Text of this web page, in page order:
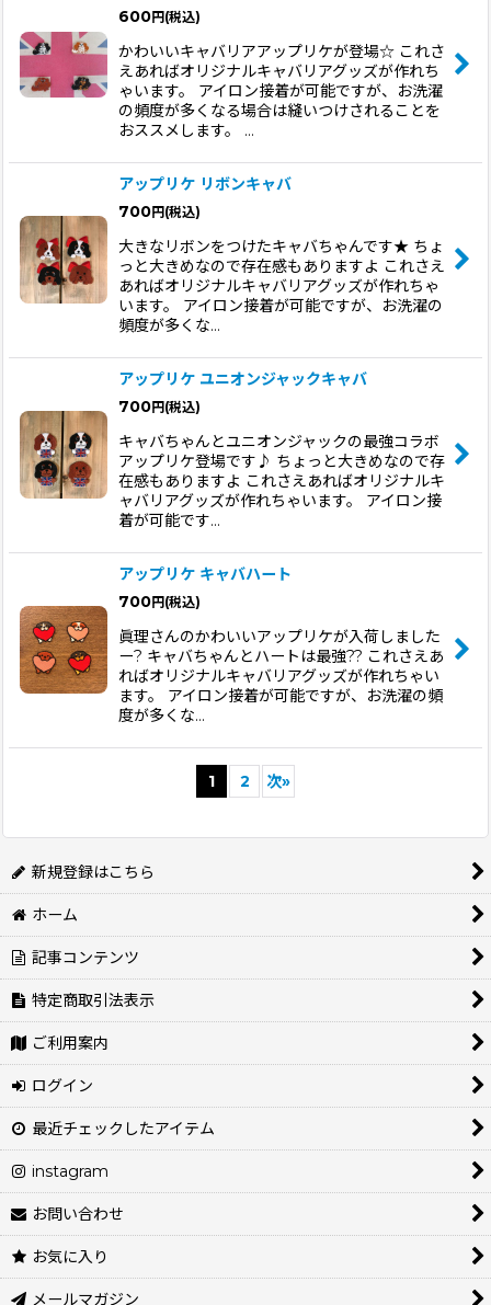
600円 (税込)
かわいいキャバリアアップリケが登場☆ これさ
えあればオリジナルキャバリアグッズが作れち
ゃいます。 アイロン接着が可能ですが、お洗濯
の頻度が多くなる場合は縫いつけされることを
おススメします。 …
アップリケ リボンキャバ
700円 (税込)
大きなリボンをつけたキャバちゃんです★ ちょ
っと大きめなので存在感もありますよ これさえ
あればオリジナルキャバリアグッズが作れちゃ
います。 アイロン接着が可能ですが、お洗濯の
頻度が多くな…
アップリケ ユニオンジャックキャバ
700円 (税込)
キャバちゃんとユニオンジャックの最強コラボ
アップリケ登場です♪ ちょっと大きめなので存
在感もありますよ これさえあればオリジナルキ
ャバリアグッズが作れちゃいます。 アイロン接
着が可能です…
アップリケ キャバハート
700円 (税込)
眞理さんのかわいいアップリケが入荷しました
ー? キャバちゃんとハートは最強?? これさえあ
ればオリジナルキャバリアグッズが作れちゃい
ます。 アイロン接着が可能ですが、お洗濯の頻
度が多くな…
1 2 次»
新規登録はこちら
ホーム
記事コンテンツ
特定商取引法表示
ご利用案内
ログイン
最近チェックしたアイテム
instagram
お問い合わせ
お気に入り
メールマガジン